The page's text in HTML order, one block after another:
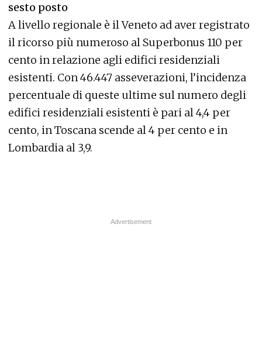
sesto posto
A livello regionale è il Veneto ad aver registrato
il ricorso più numeroso al Superbonus 110 per
cento in relazione agli edifici residenziali
esistenti. Con 46.447 asseverazioni, l’incidenza
percentuale di queste ultime sul numero degli
edifici residenziali esistenti è pari al 4,4 per
cento, in Toscana scende al 4 per cento e in
Lombardia al 3,9.